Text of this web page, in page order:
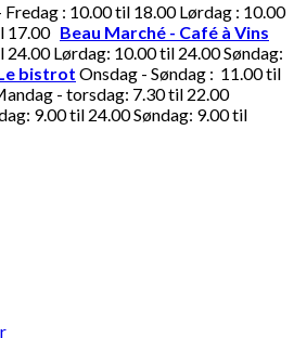
: 10.00 til 18.00 Lørdag : 10.00
17.00 Beau Marché - Café à Vins
Lørdag: 10.00 til 24.00 Søndag:
bistrot Onsdag - Søndag : 11.00 til
- torsdag: 7.30 til 22.00
9.00 til 24.00 Søndag: 9.00 til